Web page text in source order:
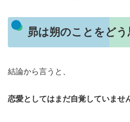
昴は朔のことをど
結論から言うと、
恋愛としてはまだ自覚していませ